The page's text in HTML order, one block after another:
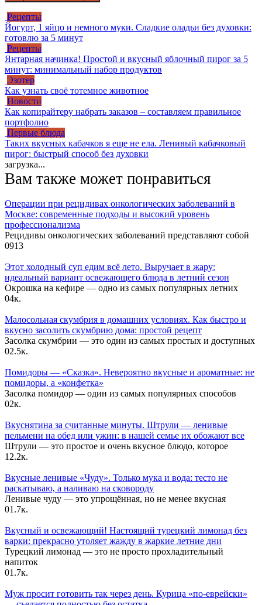
Рецепты
Йогурт, 1 яйцо и немного муки. Сладкие оладьи без духовки:
готовлю за 5 минут
Рецепты
Янтарная начинка! Простой и вкусный яблочный пирог за 5
минут: минимальный набор продуктов
Эзотер
Как узнать своё тотемное животное
Новости
Как копирайтеру набрать заказов – составляем правильное
портфолио
Первые блюда
Таких вкусных кабачков я еще не ела. Ленивый кабачковый
пирог: быстрый способ без духовки
загрузка...
Вам также может понравиться
Операции при рецидивах онкологических заболеваний в
Москве: современные подходы и высокий уровень
профессионализма
Рецидивы онкологических заболеваний представляют собой
0913
Этот холодный суп едим всё лето. Выручает в жару:
идеальный вариант освежающего блюда в летний сезон
Окрошка на кефире — одно из самых популярных летних
04к.
Малосольная скумбрия в домашних условиях. Как быстро и
вкусно засолить скумбрию дома: простой рецепт
Засолка скумбрии — это один из самых простых и доступных
02.5к.
Помидоры — «Сказка». Невероятно вкусные и ароматные: не
помидоры, а «конфетка»
Засолка помидор — один из самых популярных способов
02к.
Вкуснятина за считанные минуты. Штрули — ленивые
пельмени на обед или ужин: в нашей семье их обожают все
Штрули — это простое и очень вкусное блюдо, которое
12.2к.
Вкусные ленивые «Чуду». Только мука и вода: тесто не
раскатываю, а наливаю на сковороду
Ленивые чуду — это упрощённая, но не менее вкусная
01.7к.
Вкусный и освежающий! Настоящий турецкий лимонад без
варки: прекрасно утоляет жажду в жаркие летние дни
Турецкий лимонад — это не просто прохладительный
напиток
01.7к.
Муж просит готовить так через день. Курица «по-еврейски»